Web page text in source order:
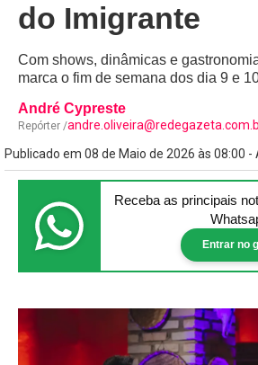
do Imigrante
Com shows, dinâmicas e
marca o fim de semana dos dia 9 e
André Cypreste
Repórter /
Publicado em 08 de Maio de 2026 às 08:00
Receba as principais
Entrar no